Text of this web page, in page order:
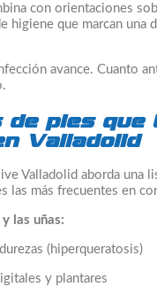
con orientaciones
higiene que marcan una
avance. Cuanto
de pies
Valladolid
Valladolid aborda una
las más frecuentes en
las uñas:
(hiperqueratosis)
y plantares